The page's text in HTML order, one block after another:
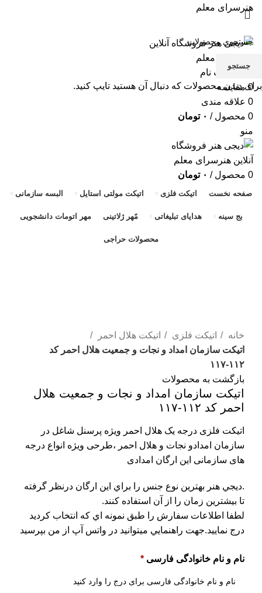
هنرسرای معلم
ورود / ثبت نام
0 مقایسه
0 علاقه مندی
0 محصول / ۰ تومان
منو
0 محصول / ۰ تومان
صفحه نخست اتیکت فلزی اتیکت مولتی استایل البسه سازمانی
بج سینه هدایای تبلیغاتی مًهر ژلاتینی مهر اتومات دانشجویی
محصولات حراجی
خانه
اتیکت فلزی
اتیکت هلال احمر
اتیکت سازمان امداد و نجات و جمعیت هلال احمر کد
۱۱۲-۱۱۷
بازگشت به محصولات
اتیکت سازمان امداد و نجات و جمعیت هلال
احمر کد ۱۱۲-۱۱۷
اتیکت فلزی درجه یک هلال احمر ویژه پرسنل شاغل در
سازمان امدادو نجات و هلال احمر ،طرحی ویژه انواع درجه
های سازمانی این ارگان امدادی
.ديجي هنر بهترين نوع جنس را براي اين ارگان درنظر گرفته
تا بيشترين زمان را از آن استفاده کنند.
لطفا اطلاعات سفارش را طبق نمونه اي که انتخاب کرديد
درج نماييد.جهت راهنمايي ميتوانيد در واتس آپ از من بپرسيد
نام و نام خانوادگی فارسی *
جستجو
برای دیدن محصولات که دنبال آن هستید تایپ کنید.